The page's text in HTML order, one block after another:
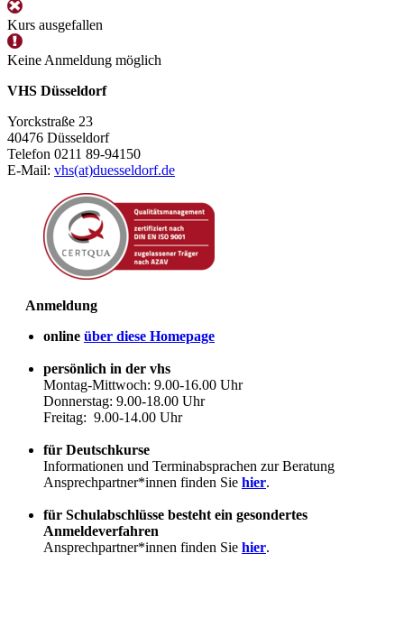
Kurs ausgefallen
Keine Anmeldung möglich
VHS Düsseldorf
Yorckstraße 23
40476 Düsseldorf
Telefon 0211 89-94150
E-Mail: vhs(at)duesseldorf.de
Anmeldung
online über diese Homepage
persönlich in der vhs
Montag-Mittwoch: 9.00-16.00 Uhr
Donnerstag: 9.00-18.00 Uhr
Freitag: 9.00-14.00 Uhr
für Deutschkurse
Informationen und Terminabsprachen zur Beratung
Ansprechpartner*innen finden Sie hier.
für Schulabschlüsse besteht ein gesondertes
Anmeldeverfahren
Ansprechpartner*innen finden Sie hier.